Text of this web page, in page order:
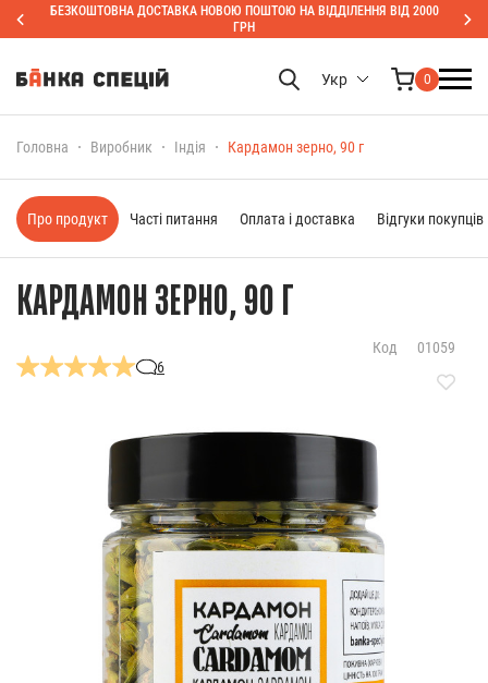
БЕЗКОШТОВНА ДОСТАВКА НОВОЮ ПОШТОЮ НА ВІДДІЛЕННЯ ВІД 2000
ГРН
Укр 0
Головна Виробник Індія Кардамон зерно, 90 г
КАРДАМОН ЗЕРНО, 90 Г
6
Код 01059
Про продукт Часті питання Оплата і доставка Відгуки покупців